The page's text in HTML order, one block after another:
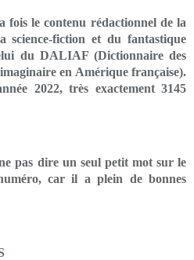
fois le contenu rédactionnel de la
science-fiction et du fantastique
du DALIAF (Dictionnaire des
en Amérique française).
2022, très exactement 3145
pas dire un seul petit mot sur le
car il a plein de bonnes